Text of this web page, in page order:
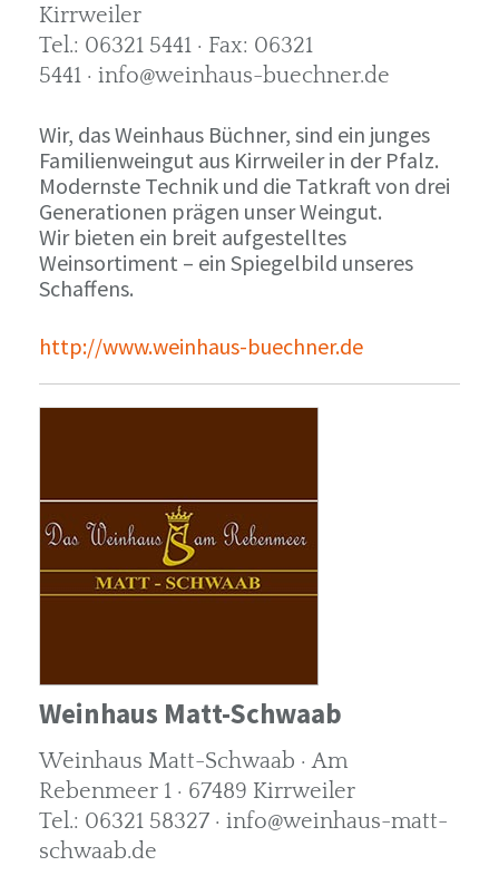
Kirrweiler
Tel.: 06321 5441 · Fax: 06321
5441 · info@weinhaus-buechner.de
Wir, das Weinhaus Büchner, sind ein junges
Familienweingut aus Kirrweiler in der Pfalz.
Modernste Technik und die Tatkraft von drei
Generationen prägen unser Weingut.
Wir bieten ein breit aufgestelltes
Weinsortiment – ein Spiegelbild unseres
Schaffens.
http://www.weinhaus-buechner.de
Weinhaus Matt-Schwaab
Weinhaus Matt-Schwaab · Am
Rebenmeer 1 · 67489 Kirrweiler
Tel.: 06321 58327 · info@weinhaus-matt-
schwaab.de